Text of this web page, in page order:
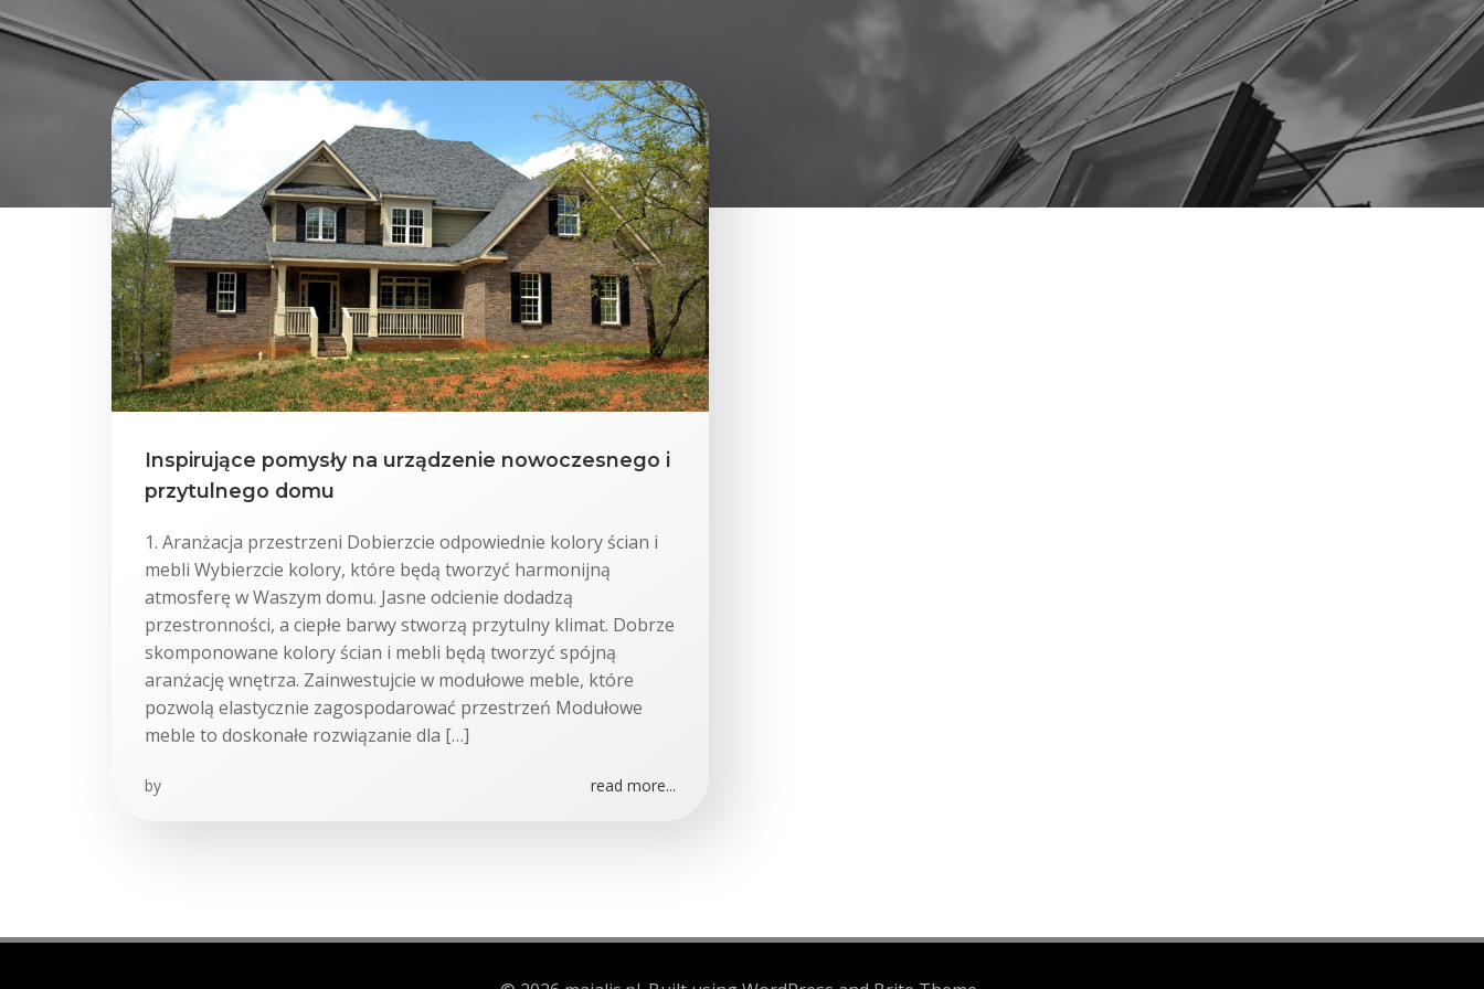
Inspirujące pomysły na urządzenie nowoczesnego i
przytulnego domu
1. Aranżacja przestrzeni Dobierzcie odpowiednie kolory ścian i
mebli Wybierzcie kolory, które będą tworzyć harmonijną
atmosferę w Waszym domu. Jasne odcienie dodadzą
przestronności, a ciepłe barwy stworzą przytulny klimat. Dobrze
skomponowane kolory ścian i mebli będą tworzyć spójną
aranżację wnętrza. Zainwestujcie w modułowe meble, które
pozwolą elastycznie zagospodarować przestrzeń Modułowe
meble to doskonałe rozwiązanie dla […]
by read more...